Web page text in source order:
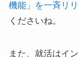
機能」を一斉リ
くださいね。
また、就活はイ